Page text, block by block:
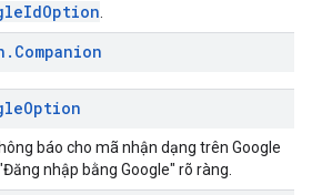
. Companion
Option
báo cho mã nhận dạng trên Google
nhập bằng Google" rõ ràng.